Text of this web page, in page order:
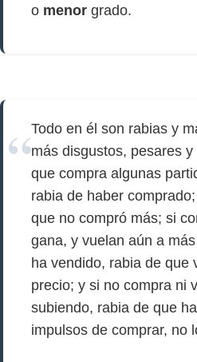
o menor grado.
Todo en él son rabias y
más disgustos, pesares y
que compra algunas
rabia de haber
que no compró más; si
gana, y vuelan aún a
ha vendido, rabia de que
precio; y si no compra ni
subiendo, rabia de que
impulsos de comprar, no